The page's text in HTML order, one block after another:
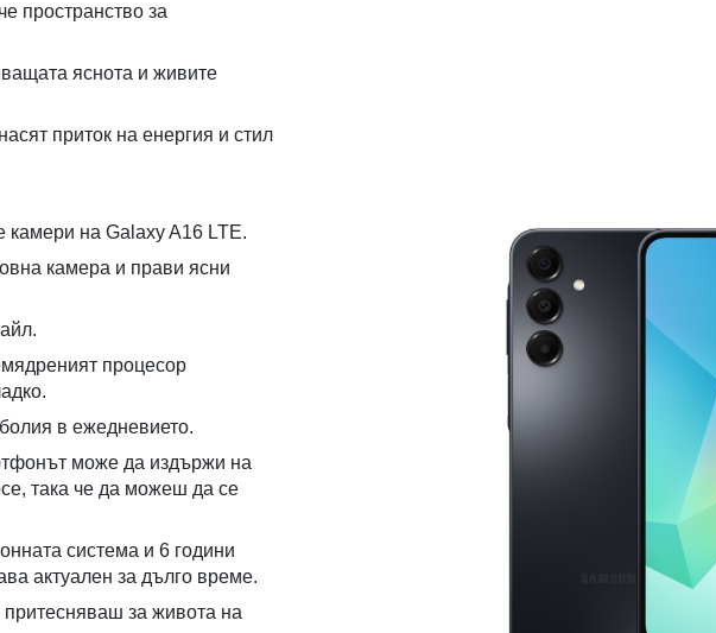
пространство за
яснота и живите
приток на енергия и стил
камери на Galaxy A16 LTE.
камера и прави ясни
процесор
в ежедневието.
може да издържи на
така че да можеш да се
система и 6 години
актуален за дълго време.
за живота на